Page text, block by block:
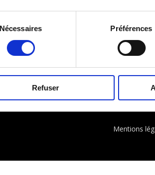
Nécessaires Préférences
Refuser
de Gemini de surpasser GPT-4, la
un lancement en janvier 2024, Gemini
de services et d’outils de Google, y compris
L’industrie attend désormais avec
Mentions